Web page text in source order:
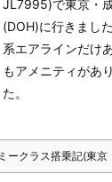
JL7995)で東京・
(DOH)に行きました
系エアラインだけ
もアメニティがあ
た。
ークラス搭乗記(東